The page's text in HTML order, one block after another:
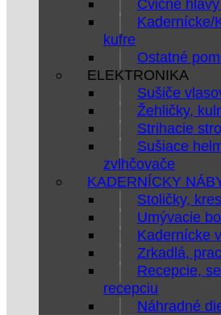
Cvičné
Kadernícke/
kufre
Ostatné
ELEKTRONIKA
Sušiče
Žehličky,
Strihacie
Sušiace
zvlhčovače
KADERNÍCKY
Stoličky,
Umývacie
Kadernícke
Zrkadlá,
Recepcie,
recepciu
Náhradné